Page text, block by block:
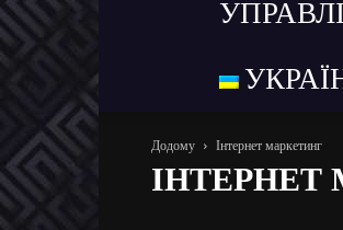
Додому Інтернет маркетинг
ІНТЕРНЕТ